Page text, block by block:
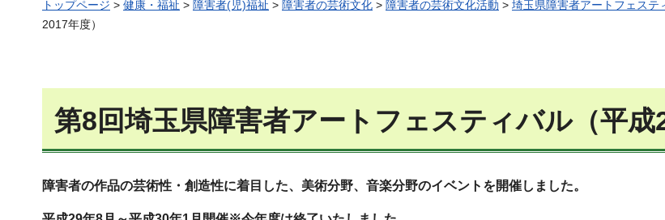
トップページ > 健康・福祉 > 障害者(児)福祉 > 障害者の芸術文化 > 障害者の芸術文化活動 > 埼玉県障害者アートフェステ
2017年度）
第8回埼玉県障害者アートフェスティバル（平成
障害者の作品の芸術性・創造性に着目した、美術分野、音楽分野のイベントを開催しました。